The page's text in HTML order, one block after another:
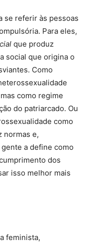
se referir às pessoas
Para eles,
que produz
social que origina o
Como
como regime
do patriarcado. Ou
como
normas e,
a define como
dos
isso melhor mais
feminista,